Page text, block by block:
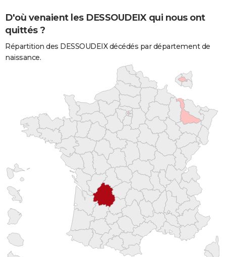
D'où venaient les DESSOUDEIX qui nous ont
quittés ?
Répartition des DESSOUDEIX décédés par département de
naissance.